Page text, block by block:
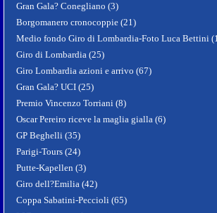
Gran Gala? Conegliano (3)
Borgomanero cronocoppie (21)
Medio fondo Giro di Lombardia-Foto Luca Bettini
Giro di Lombardia (25)
Giro Lombardia azioni e arrivo (67)
Gran Gala? UCI (25)
Premio Vincenzo Torriani (8)
Oscar Pereiro riceve la maglia gialla (6)
GP Beghelli (35)
Parigi-Tours (24)
Putte-Kapellen (3)
Giro dell?Emilia (42)
Coppa Sabatini-Peccioli (65)